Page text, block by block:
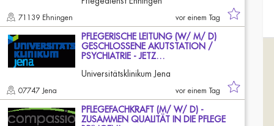
71139 Ehningen vor einem Tag
PFLEGERISCHE LEITUNG (W/ M/ D)
GESCHLOSSENE AKUTSTATION /
PSYCHIATRIE - JETZ…
Universitätsklinikum Jena
07747 Jena vor einem Tag
PFLEGEFACHKRAFT (M/ W/ D) -
ZUSAMMEN QUALITÄT IN DIE PFLEGE